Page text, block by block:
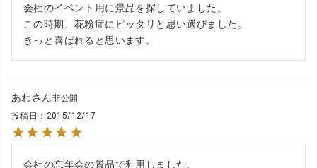
会社のイベント用に景品を探していました。
この時期、花粉症にピッタリと思い選びました。
きっと喜ばれると思います。
あわ
非公開
投稿日
2015/12/17
会社の忘年会の景品で利用しました。